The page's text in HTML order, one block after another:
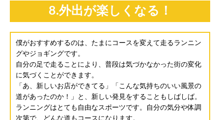
8.外出が楽しくなる！
僕がおすすめするのは、たまにコースを変えて走るランニン
グやジョギングです。
自分の足で走ることにより、普段は気づかなかった街の変化
に気づくことができます。
「あ、新しいお店ができてる」「こんな気持ちのいい風景の
道があったのか！」と、新しい発見をすることもしばしば。
ランニングはとても自由なスポーツです。自分の気分や体調
次第で、どんな道もコースになります。